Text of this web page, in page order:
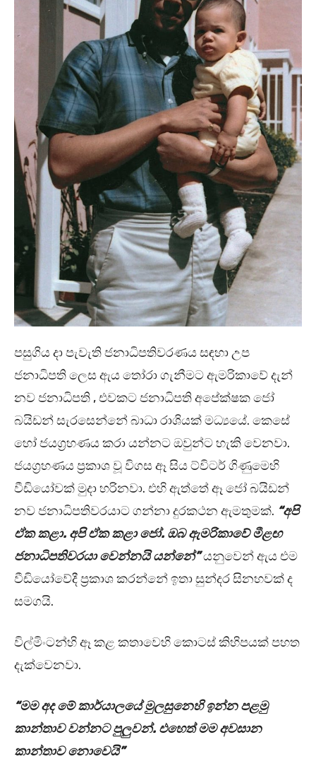
පසුගිය දා පැවැති ජනාධිපතිවරණය සඳහා උප
ජනාධිපති ලෙස ඇය තෝරා ගැනීමට ඇමරිකාවේ දැන්
නව ජනාධිපති , එවකට ජනාධිපති අපේක්ෂක ජෝ
බයිඩන් සැරසෙන්නේ බාධා රාශියක් මධ්‍යයේ. කෙසේ
හෝ ජයග්‍රහණය කරා යන්නට ඔවුන්ට හැකි වෙනවා.
ජයග්‍රහණය ප්‍රකාශ වූ විගස ඈ සිය ට්විටර් ගිණුමෙහි
වීඩියෝවක් මුදා හරිනවා. එහි ඇත්තේ ඈ ජෝ බයිඩන්
නව ජනාධිපතිවරයාට ගන්නා දුරකථන ඇමතුමක්. “අපි
ඒක කළා. අපි ඒක කළා ජෝ. ඔබ ඇමරිකාවේ මීළඟ
ජනාධිපතිවරයා වෙන්නයි යන්නේ”යනුවෙන් ඇය එම
වීඩියෝවේදී ප්‍රකාශ කරන්නේ ඉතා සුන්දර සිනහවක් ද
සමගයි.
විල්මිංටන්හි ඈ කළ කතාවෙහි කොටස් කිහිපයක් පහත
දැක්වෙනවා.
“මම අද මේ කාර්යාලයේ මුලසුනෙහි ඉන්න පළමු
කාන්තාව වන්නට පුලුවන්. එහෙත් මම අවසාන
කාන්තාව නොවෙයි”